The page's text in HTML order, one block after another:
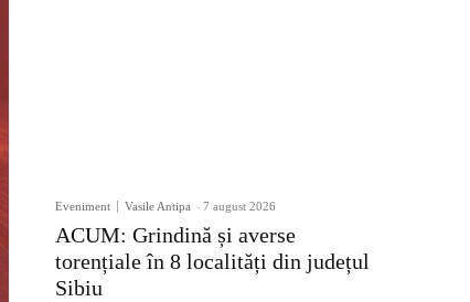
Eveniment Vasile Antipa - 7 august 2026
ACUM: Grindină și averse
torențiale în 8 localități din județul
Sibiu